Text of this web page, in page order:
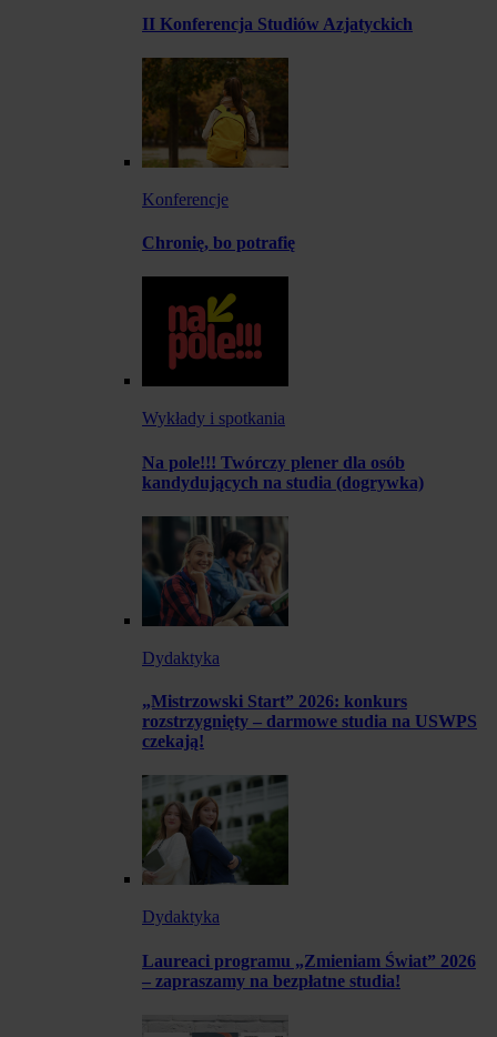
II Konferencja Studiów Azjatyckich
Konferencje
Chronię, bo potrafię
Wykłady i spotkania
Na pole!!! Twórczy plener dla osób
kandydujących na studia (dogrywka)
Dydaktyka
„Mistrzowski Start” 2026: konkurs
rozstrzygnięty – darmowe studia na USWPS
czekają!
Dydaktyka
Laureaci programu „Zmieniam Świat” 2026
– zapraszamy na bezpłatne studia!